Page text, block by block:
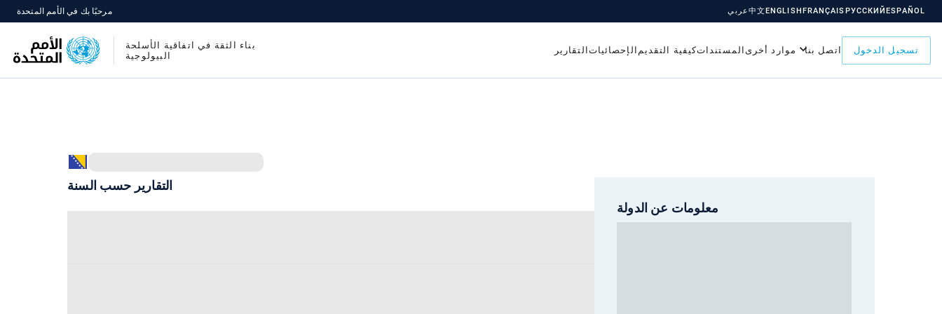
مرحبًا بك في الأمم المتحدة عربي中文ENGLISHFRANÇAISРУССКИЙESPAÑOL
بناء الثقة في اتفاقية الأسلحة
البيولوجية
التقاريرالإحصائيات كيفية التقديمالمستندات موارد أخرى اتصل بنا تسجيل الدخول
التقارير حسب السنة
معلومات عن الدولة